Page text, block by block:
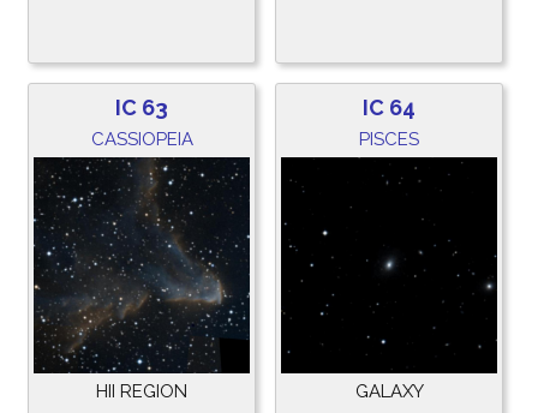
IC 63
CASSIOPEIA
HII REGION
IC 64
PISCES
GALAXY